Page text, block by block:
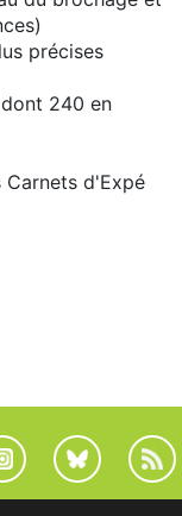
précises
240 en
d'Expé